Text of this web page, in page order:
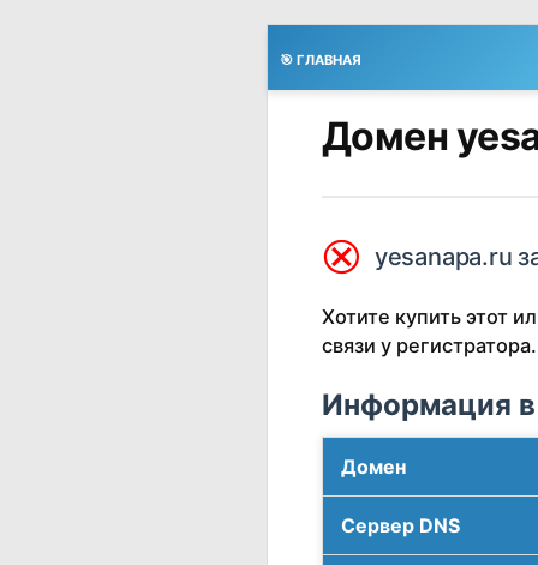
🎯 ГЛАВНАЯ
Домен
⮿ yesanapa.ru
Хотите купить этот
связи у регистратора.
Информация в
Домен
Сервер DNS